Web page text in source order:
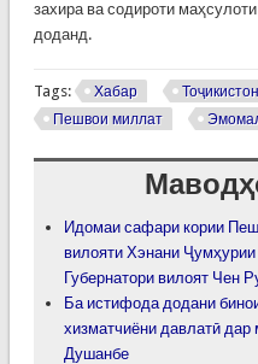
захира ва содироти
доданд.
Tags: Хабар
Пешвои миллат
Идомаи сафари кории
вилояти Хэнани
Губернатори вилоят Чен
Ба истифода додани
хизматчиёни давлатӣ
Душанбе